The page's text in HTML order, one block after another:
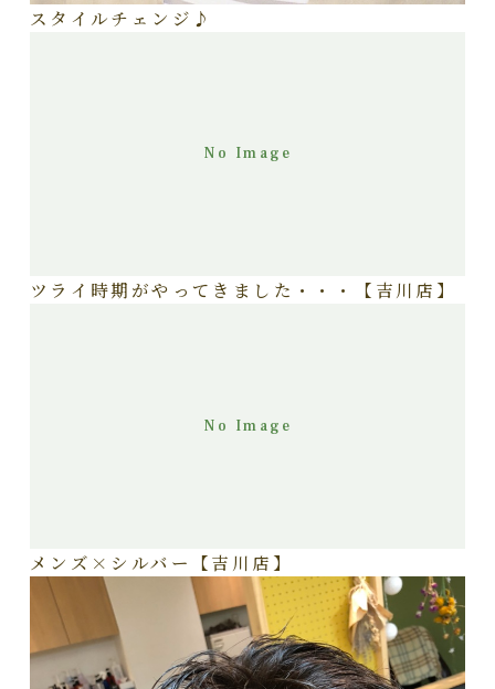
スタイルチェンジ♪
No Image
ツライ時期がやってきました・・・【吉川店】
No Image
メンズ×シルバー【吉川店】